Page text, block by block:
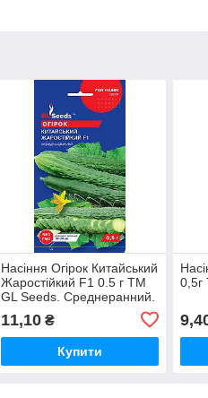
Насіння Огірок Китайський
Жаростійкий F1 0.5 г TM
GL Seeds. Среднеранний.
11,10₴
Купити
0,5г